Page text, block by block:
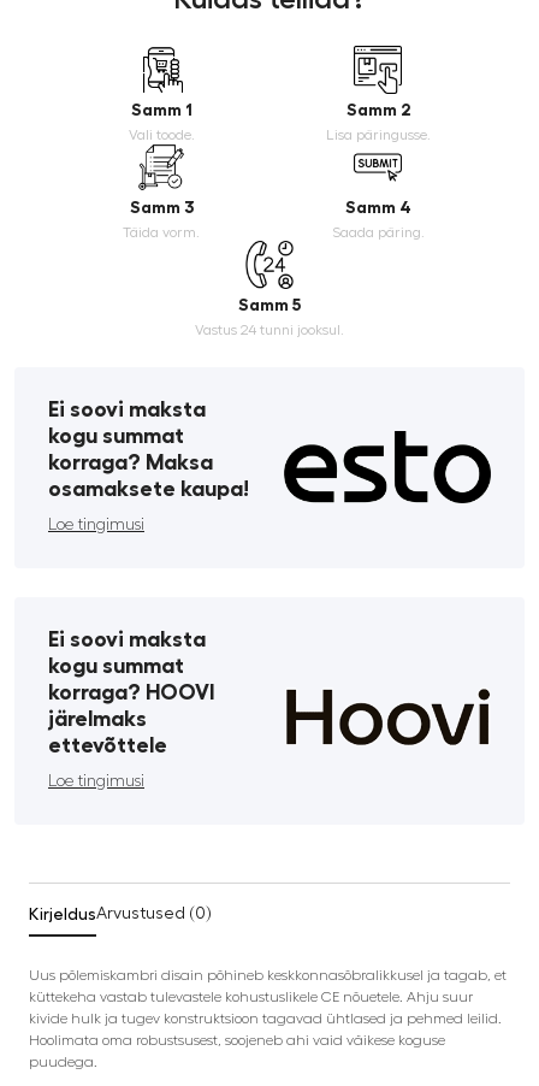
Samm 1
Vali toode.
Samm 2
Lisa päringusse.
Samm 3
Täida vorm.
Samm 4
Saada päring.
Samm 5
Vastus 24 tunni jooksul.
Ei soovi maksta
kogu summat
korraga? Maksa
osamaksete kaupa!
Loe tingimusi
Ei soovi maksta
kogu summat
korraga? HOOVI
järelmaks
ettevõttele
Loe tingimusi
KirjeldusArvustused (0)
Uus põlemiskambri disain põhineb keskkonnasõbralikkusel ja tagab, et
küttekeha vastab tulevastele kohustuslikele CE nõuetele. Ahju suur
kivide hulk ja tugev konstruktsioon tagavad ühtlased ja pehmed leilid.
Hoolimata oma robustsusest, soojeneb ahi vaid väikese koguse
puudega.